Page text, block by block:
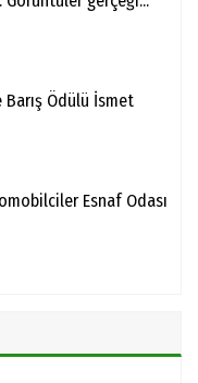
Barış Ödülü İsmet
Esnaf Odası